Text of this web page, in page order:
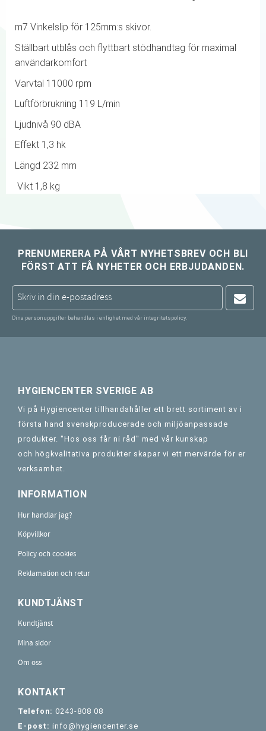
m7 Vinkelslip för 125mm:s skivor.
Ställbart utblås och flyttbart stödhandtag för maximal
användarkomfort
Varvtal 11000 rpm
Luftförbrukning 119 L/min
Ljudnivå 90 dBA
Effekt 1,3 hk
Längd 232 mm
Vikt 1,8 kg
PRENUMERERA PÅ VÅRT NYHETSBREV OCH BLI
FÖRST ATT FÅ NYHETER OCH ERBJUDANDEN.
Dina personuppgifter behandlas i enlighet med vår integritetspolicy.
HYGIENCENTER SVERIGE AB
Vi på Hygiencenter tillhandahåller ett brett sortiment av i
första hand svenskproducerade och miljöanpassade
produkter. "Hos oss får ni råd" med vår kunskap
och högkvalitativa produkter skapar vi ett mervärde för er
verksamhet.
INFORMATION
Hur handlar jag?
Köpvillkor
Policy och cookies
Reklamation och retur
KUNDTJÄNST
Kundtjänst
Mina sidor
Om oss
KONTAKT
Telefon: 0243-808 08
E-post: info@hygiencenter.se